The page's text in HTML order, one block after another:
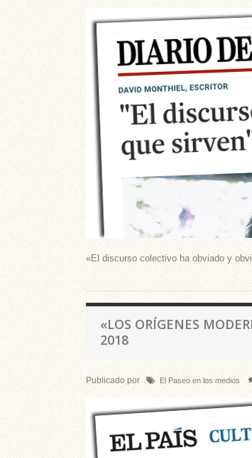
«El discurso colectivo ha obviado y
«LOS ORÍGENES
2018
Publicado por El Paseo en los medios